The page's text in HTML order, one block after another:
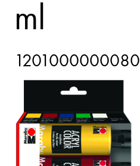
ml
1201000000080